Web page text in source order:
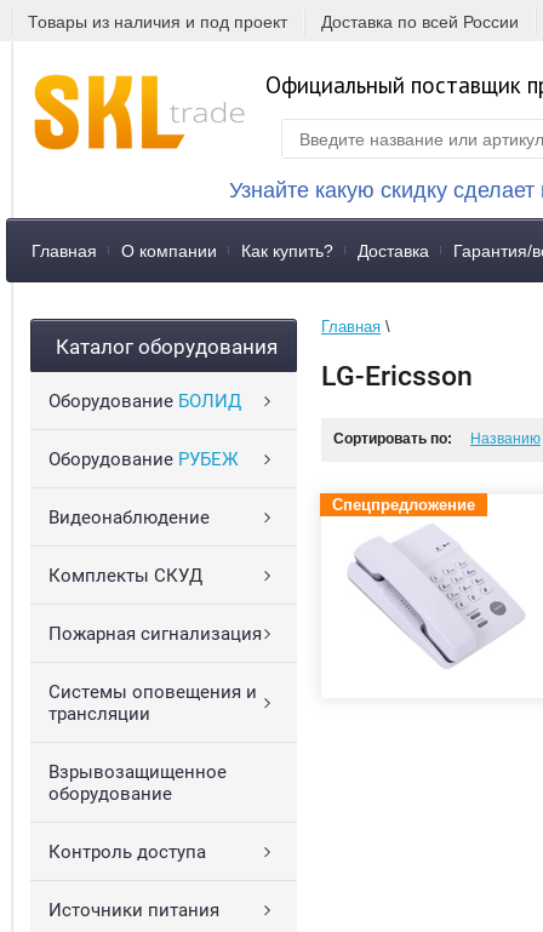
Товары из наличия и под проект Доставка по всей России
Официальный поставщик
Узнайте какую скидку
Главная О компании Как купить? Доставка Гарантия/
Каталог оборудования
Оборудование БОЛИД
Оборудование РУБЕЖ
Видеонаблюдение
Комплекты СКУД
Пожарная сигнализация
Системы оповещения и
трансляции
Взрывозащищенное
оборудование
Контроль доступа
Источники питания
Главная \
LG-Ericsson
Сортировать по: Названию
Спецпредложение